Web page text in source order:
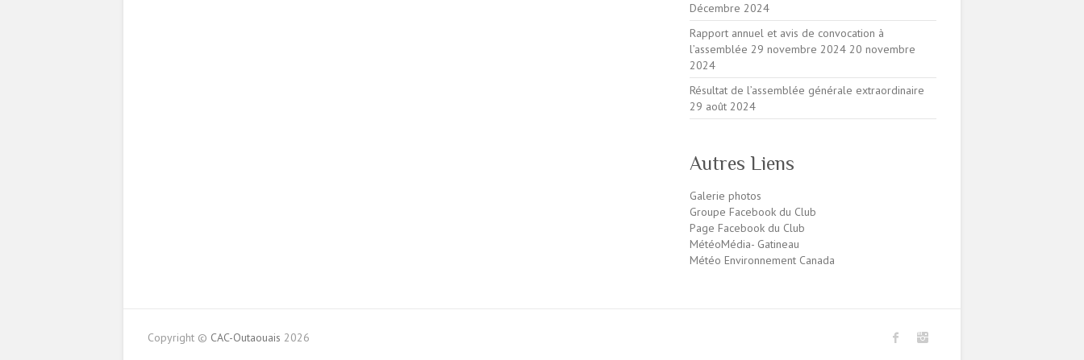
Décembre 2024
Rapport annuel et avis de convocation à
l’assemblée 29 novembre 2024 20 novembre
2024
Résultat de l’assemblée générale extraordinaire
29 août 2024
Autres Liens
Galerie photos
Groupe Facebook du Club
Page Facebook du Club
MétéoMédia- Gatineau
Météo Environnement Canada
Copyright © CAC-Outaouais 2026